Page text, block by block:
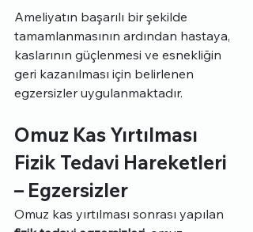
Ameliyatın başarılı bir şekilde
tamamlanmasının ardından hastaya,
kaslarının güçlenmesi ve esnekliğin
geri kazanılması için belirlenen
egzersizler uygulanmaktadır.
Omuz Kas Yırtılması
Fizik Tedavi Hareketleri
– Egzersizler
Omuz kas yırtılması sonrası yapılan